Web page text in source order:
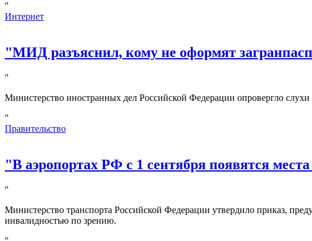
"
Интернет
"МИД разъяснил, кому не оформят
"
Министерство иностранных дел Российской Федерации опровергло
"
Правительство
"В аэропортах РФ с 1 сентября появятся
"
Министерство транспорта Российской Федерации утвердило приказ,
инвалидностью по зрению.